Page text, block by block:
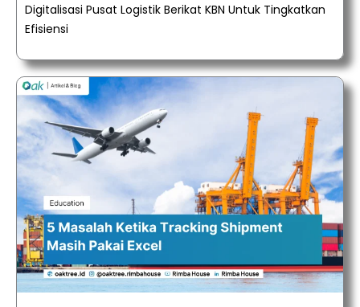
Digitalisasi Pusat Logistik Berikat KBN Untuk Tingkatkan
Efisiensi